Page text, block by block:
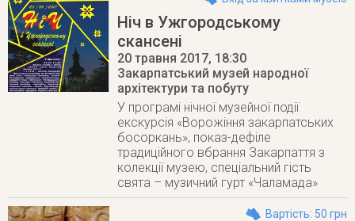
Ніч в Ужгородському
скансені
20 травня 2017, 18:30
Закарпатський музей народної
архітектури та побуту
У програмі нічної музейної події
екскурсія «Ворожіння закарпатських
босоркань», показ-дефіле
традиційного вбрання Закарпаття з
колекції музею, спеціальний гість
свята – музичний гурт «Чаламада»
Вартість: 50 грн